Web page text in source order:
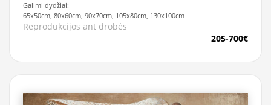
Galimi dydžiai:
65x50cm, 80x60cm, 90x70cm, 105x80cm, 130x100cm
Reprodukcijos ant drobės
205-700€